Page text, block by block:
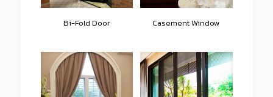
Bi-Fold Door Casement Window